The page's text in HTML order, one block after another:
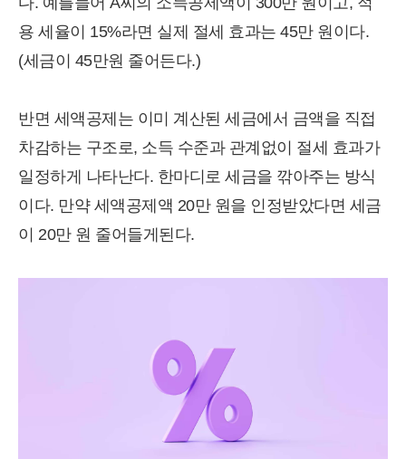
용 세율이 15%라면 실제 절세 효과는 45만 원이다.
(세금이 45만원 줄어든다.)
반면 세액공제는 이미 계산된 세금에서 금액을 직접
차감하는 구조로, 소득 수준과 관계없이 절세 효과가
일정하게 나타난다. 한마디로 세금을 깎아주는 방식
이다. 만약 세액공제액 20만 원을 인정받았다면 세금
이 20만 원 줄어들게된다.